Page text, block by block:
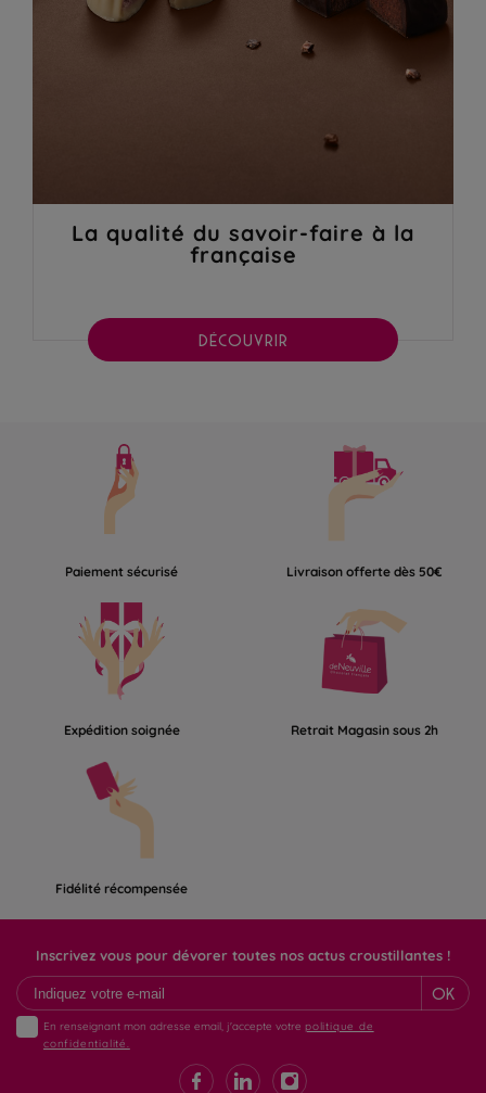
La qualité du savoir-faire à la
française
DÉCOUVRIR
Paiement sécurisé Livraison offerte dès 50€
Expédition soignée Retrait Magasin sous 2h
Fidélité récompensée
Inscrivez vous pour dévorer toutes nos actus croustillantes !
OK
En renseignant mon adresse email, j'accepte votre politique de
confidentialité.